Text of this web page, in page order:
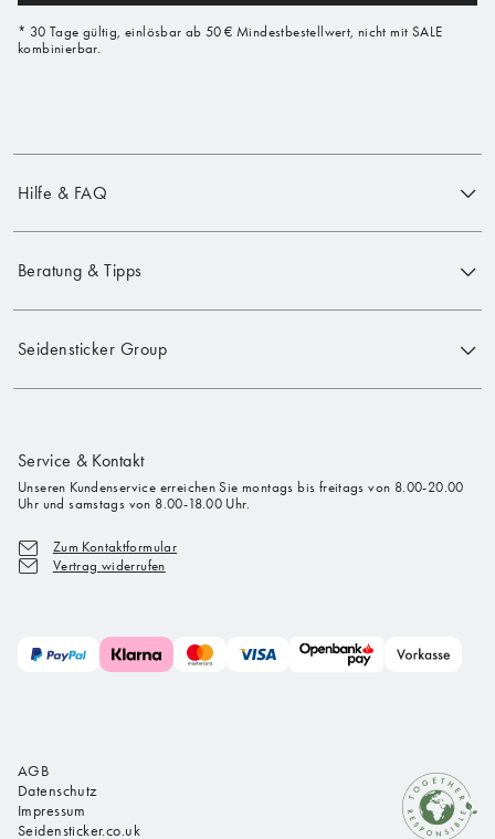
* 30 Tage gültig, einlösbar ab 50 € Mindestbestellwert, nicht mit SALE
kombinierbar.
Hilfe & FAQ
Beratung & Tipps
Seidensticker Group
Service & Kontakt
Unseren Kundenservice erreichen Sie montags bis freitags von 8.00-20.00
Uhr und samstags von 8.00-18.00 Uhr.
Zum Kontaktformular
Vertrag widerrufen
AGB
Datenschutz
Impressum
Seidensticker.co.uk